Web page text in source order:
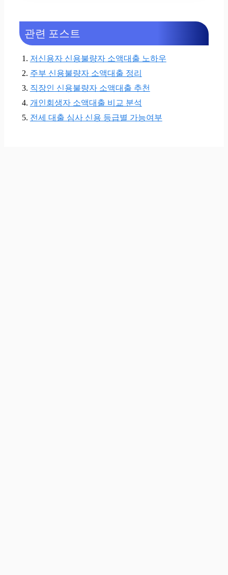
관련 포스트
저신용자 신용불량자 소액대출 노하우
주부 신용불량자 소액대출 정리
직장인 신용불량자 소액대출 추천
개인회생자 소액대출 비교 분석
전세 대출 심사 신용 등급별 가능여부